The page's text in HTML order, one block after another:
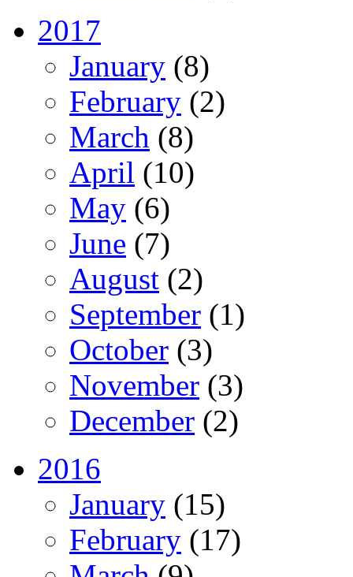
2017
January (8)
February (2)
March (8)
April (10)
May (6)
June (7)
August (2)
September (1)
October (3)
November (3)
December (2)
2016
January (15)
February (17)